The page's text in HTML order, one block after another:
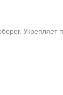
Укрепляет